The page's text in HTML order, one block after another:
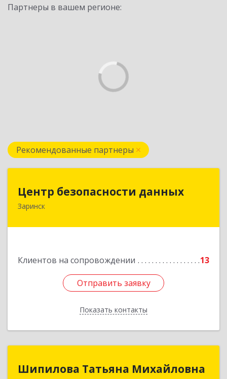
Партнеры в вашем регионе:
Рекомендованные партнеры
Центр безопасности данных
Заринск
Клиентов на сопровождении 13
Отправить заявку
Показать контакты
Центр безопасности данных
659100, Алтайский край, Заринск г, Таратынова
Отправить заявку
Назад
Шипилова Татьяна Михайловна
Шипилова Татьяна Михайловна